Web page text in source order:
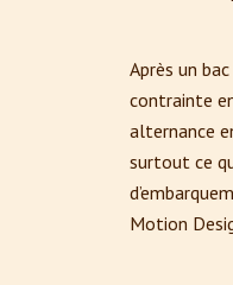
Après un
contrainte
alternance
surtout ce
Motion